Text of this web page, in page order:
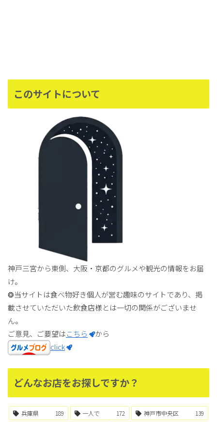
このサイトについて
神戸三宮から東側、大阪・京都のグルメや観光の情報をお届
け。
❂当サイトは食べ物好き個人が営む趣味のサイトであり、掲
載させていただいた飲食店様とは一切の関係がございませ
ん。
ご意見、ご要望はこちら
から
click
どんなお店をお探しですか？
兵庫県 189 一人で 172 神戸市中央区
139